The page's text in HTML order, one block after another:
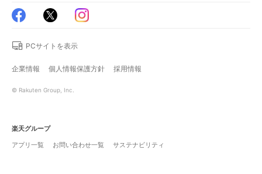
PCサイトを表示
企業情報 個人情報保護方針 採用情報
© Rakuten Group, Inc.
楽天グループ
アプリ一覧
お問い合わせ一覧 サステナビリティ